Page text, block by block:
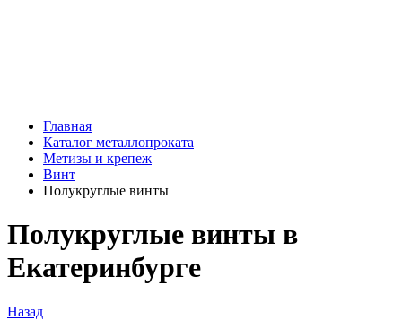
Главная
Каталог металлопроката
Метизы и крепеж
Винт
Полукруглые винты
Полукруглые винты в
Екатеринбурге
Назад